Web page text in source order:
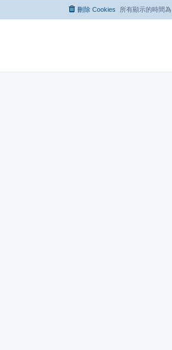
所有顯示的時間為
刪除 Cookies